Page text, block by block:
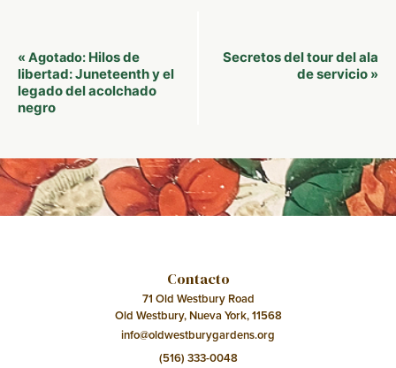
Navegación
del
Evento
« Agotado: Hilos de
libertad: Juneteenth y el
legado del acolchado
negro
Secretos del tour del ala
de servicio »
Contacto
71 Old Westbury Road
Old Westbury, Nueva York, 11568
info@oldwestburygardens.org
(516) 333-0048